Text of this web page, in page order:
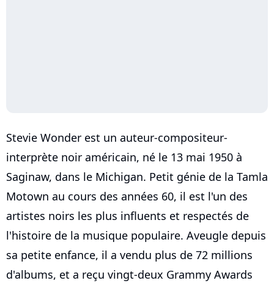
Stevie Wonder est un auteur-compositeur-
interprète noir américain, né le 13 mai 1950 à
Saginaw, dans le Michigan. Petit génie de la Tamla
Motown au cours des années 60, il est l'un des
artistes noirs les plus influents et respectés de
l'histoire de la musique populaire. Aveugle depuis
sa petite enfance, il a vendu plus de 72 millions
d'albums, et a reçu vingt-deux Grammy Awards